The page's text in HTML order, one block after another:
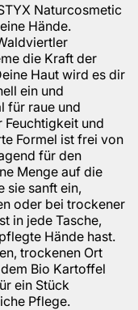
Naturcosmetic
Hände.
die Kraft der
Haut wird es dir
ein und
für raue und
und
Formel ist frei von
für den
Menge auf die
sie sanft ein,
oder bei trockener
in jede Tasche,
Hände hast.
trockenen Ort
Bio Kartoffel
ein Stück
Pflege.